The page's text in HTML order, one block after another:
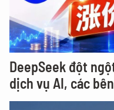
DeepSeek đột
dịch vụ AI, các